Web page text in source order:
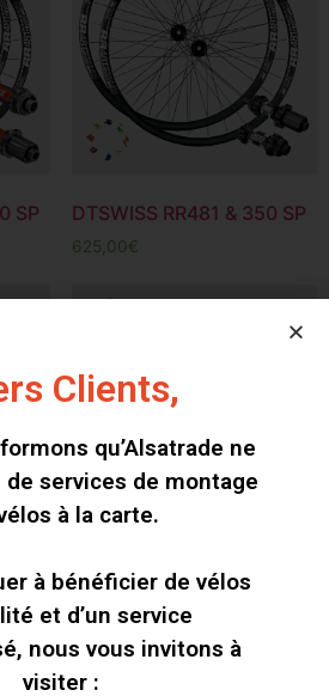
SP DTSWISS RR481 & 350 SP
625,00 €
Sélectionner des
DTSWISS RR481 HOPE
Clients,
qu’Alsatrade ne
services de montage
à la carte.
à bénéficier de vélos
et d’un service
nous vous invitons à
visiter :